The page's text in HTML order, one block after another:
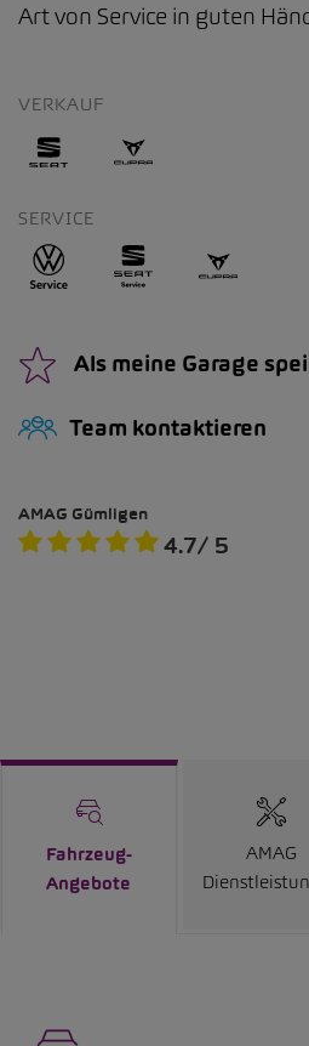
Art von Service in guten
VERKAUF
SERVICE
Als meine Garage
Team kontaktieren
Fahrzeug-
Angebote
AMAG